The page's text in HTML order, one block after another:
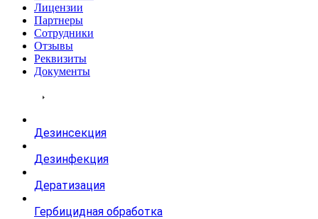
Лицензии
Партнеры
Сотрудники
Отзывы
Реквизиты
Документы
Дезинсекция
Дезинфекция
Дератизация
Гербицидная обработка